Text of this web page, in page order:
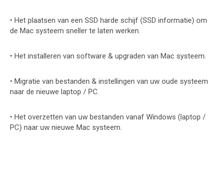
• Het plaatsen van een SSD harde schijf (SSD informatie) om
de Mac systeem sneller te laten werken.
• Het installeren van software & upgraden van Mac systeem.
• Migratie van bestanden & instellingen van uw oude systeem
naar de nieuwe laptop / PC.
• Het overzetten van uw bestanden vanaf Windows (laptop /
PC) naar uw nieuwe Mac systeem.